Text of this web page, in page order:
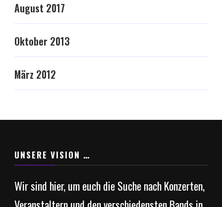
August 2017
Oktober 2013
März 2012
UNSERE VISION …
Wir sind hier, um euch die Suche nach Konzerten,